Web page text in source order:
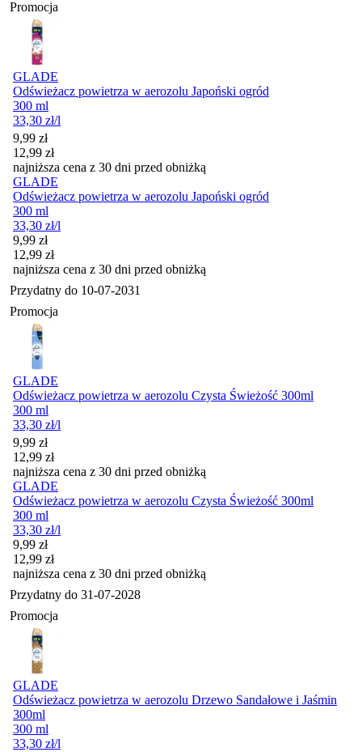
Promocja
GLADE
Odświeżacz powietrza w aerozolu Japoński ogród
300 ml
33,30 zł/l
Cena promocyjna
9,99 zł
12,99 zł
najniższa cena z 30 dni przed obniżką
GLADE
Odświeżacz powietrza w aerozolu Japoński ogród
300 ml
33,30 zł/l
Cena promocyjna
9,99 zł
12,99 zł
najniższa cena z 30 dni przed obniżką
Przydatny do 10-07-2031
Promocja
GLADE
Odświeżacz powietrza w aerozolu Czysta Świeżość 300ml
300 ml
33,30 zł/l
Cena promocyjna
9,99 zł
12,99 zł
najniższa cena z 30 dni przed obniżką
GLADE
Odświeżacz powietrza w aerozolu Czysta Świeżość 300ml
300 ml
33,30 zł/l
Cena promocyjna
9,99 zł
12,99 zł
najniższa cena z 30 dni przed obniżką
Przydatny do 31-07-2028
Promocja
GLADE
Odświeżacz powietrza w aerozolu Drzewo Sandałowe i Jaśmin
300ml
300 ml
33,30 zł/l